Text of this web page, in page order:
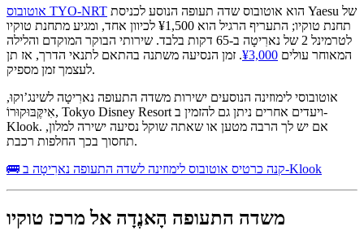
אוטובוס TYO-NRT
תחנת טוקיו; התעריף הרגיל הוא ¥1,500 לכיוון אחד, ומגיע מתחנת טוקיו
לטרמינל 2 של נארִיטָה ב-65 דקות בלבד. שירותי הבוקר המוקדם והלילה
המאוחר עולים ¥3,000. זמן הנסיעה משתנה בהתאם לתנאי הדרך, אז תן
לעצמך זמן מספיק.
אוטובוסי לימוזינה הנוסעים ישירות משדה התעופה נארִיטָה לשינג’וקוּ,
אִיקֶּבּוּקוּרוֹ, Tokyo Disney Resort ויעדים אחרים ניתן גם להזמין ב-
Klook. אם יש לך הרבה מטען או שאתה שוקל נסיעה ישירה למלון,
תחסוך בכך החלפות רכבת.
🚌 קנה כרטיס אוטובוס לימוזינה לשדה התעופה נארִיטָה ב-Klook
משדה התעופה הָאנֶדָה אל מרכז טוקיו